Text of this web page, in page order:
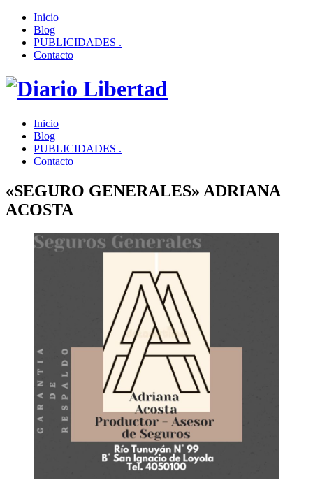
Inicio
Blog
PUBLICIDADES .
Contacto
Inicio
Blog
PUBLICIDADES .
Contacto
«SEGURO GENERALES» ADRIANA
ACOSTA